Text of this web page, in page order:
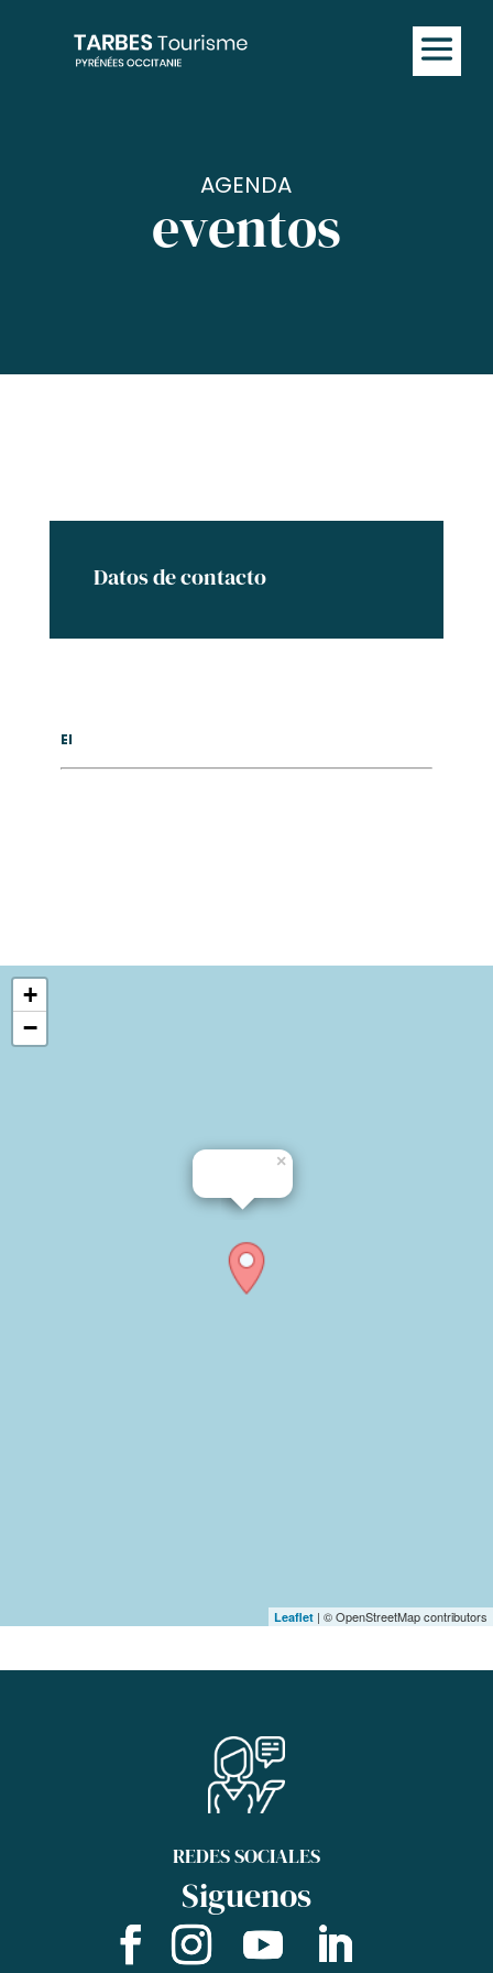
AGENDA
eventos
Datos de contacto
El
×
+
−
Leaflet | © OpenStreetMap contributors
REDES SOCIALES
Siguenos